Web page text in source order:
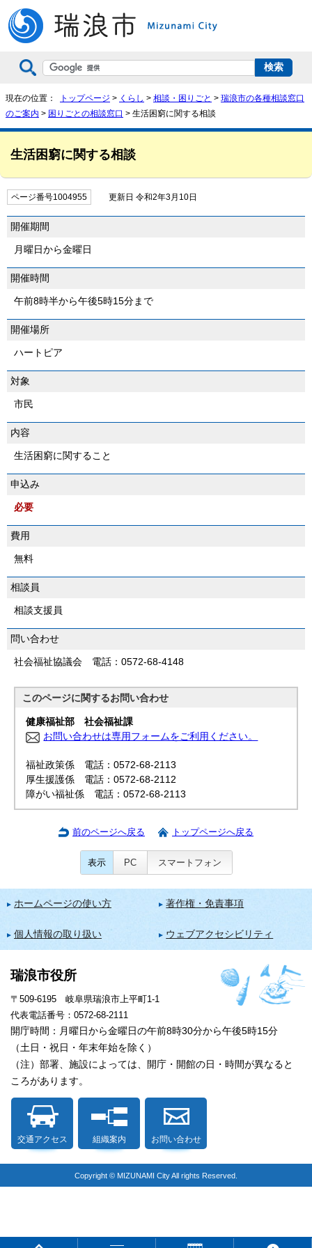
現在の位置： トップページ > くらし > 相談・困りごと > 瑞浪市の各種相談窓口
のご案内 > 困りごとの相談窓口 > 生活困窮に関する相談
生活困窮に関する相談
ページ番号1004955 更新日 令和2年3月10日
開催期間
月曜日から金曜日
開催時間
午前8時半から午後5時15分まで
開催場所
ハートピア
対象
市民
内容
生活困窮に関すること
申込み
必要
費用
無料
相談員
相談支援員
問い合わせ
社会福祉協議会 電話：0572-68-4148
このページに関するお問い合わせ
健康福祉部 社会福祉課
お問い合わせは専用フォームをご利用ください。
福祉政策係 電話：0572-68-2113
厚生援護係 電話：0572-68-2112
障がい福祉係 電話：0572-68-2113
前のページへ戻る トップページへ戻る
表示 PC スマートフォン
ホームページの使い方 著作権・免責事項
個人情報の取り扱い ウェブアクセシビリティ
瑞浪市役所
〒509-6195 岐阜県瑞浪市上平町1-1
代表電話番号：0572-68-2111
開庁時間：月曜日から金曜日の午前8時30分から午後5時15分
（土日・祝日・年末年始を除く）
（注）部署、施設によっては、開庁・開館の日・時間が異なると
ころがあります。
交通アクセス 組織案内 お問い合わせ
Copyright © MIZUNAMI City All rights Reserved.